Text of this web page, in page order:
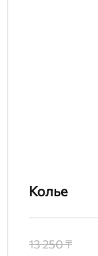
Колье
13 250 ₸